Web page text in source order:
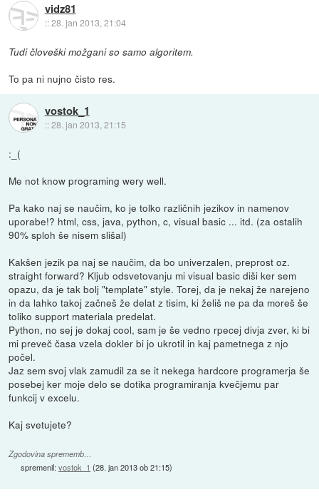
vidz81
::28. jan 2013, 21:04
Tudi človeški možgani so samo algoritem.
To pa ni nujno čisto res.
vostok_1
::28. jan 2013, 21:15
:_(
Me not know programing wery well.
Pa kako naj se naučim, ko je tolko različnih jezikov in namenov
uporabe!? html, css, java, python, c, visual basic ... itd. (za ostalih
90% sploh še nisem slišal)
Kakšen jezik pa naj se naučim, da bo univerzalen, preprost oz.
straight forward? Kljub odsvetovanju mi visual basic diši ker sem
opazu, da je tak bolj "template" style. Torej, da je nekaj že narejeno
in da lahko takoj začneš že delat z tisim, ki želiš ne pa da moreš še
toliko support materiala predelat.
Python, no sej je dokaj cool, sam je še vedno rpecej divja zver, ki bi
mi preveč časa vzela dokler bi jo ukrotil in kaj pametnega z njo
počel.
Jaz sem svoj vlak zamudil za se it nekega hardcore programerja še
posebej ker moje delo se dotika programiranja kvečjemu par
funkcij v excelu.
Kaj svetujete?
Zgodovina sprememb…
spremenil:vostok_1 (28. jan 2013 ob 21:15)